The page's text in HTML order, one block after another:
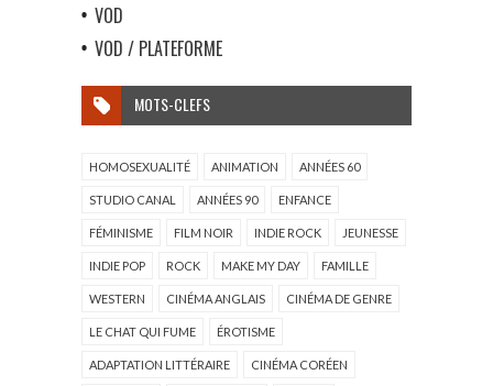
VOD
VOD / PLATEFORME
MOTS-CLEFS
HOMOSEXUALITÉ ANIMATION ANNÉES 60
STUDIO CANAL ANNÉES 90 ENFANCE
FÉMINISME FILM NOIR INDIE ROCK JEUNESSE
INDIE POP ROCK MAKE MY DAY FAMILLE
WESTERN CINÉMA ANGLAIS CINÉMA DE GENRE
LE CHAT QUI FUME ÉROTISME
ADAPTATION LITTÉRAIRE CINÉMA CORÉEN